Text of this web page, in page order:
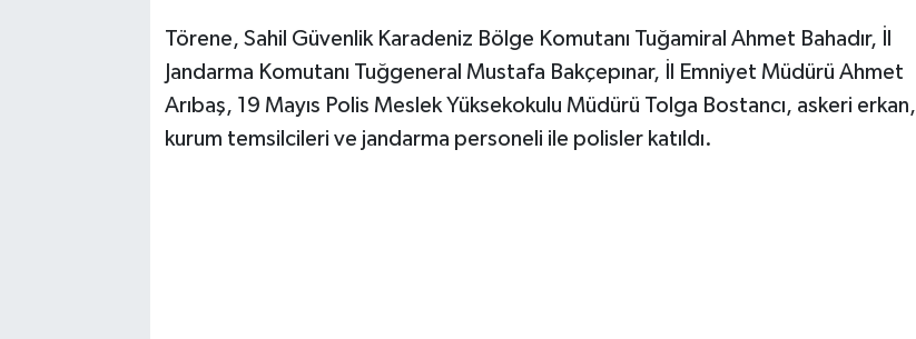
Törene, Sahil Güvenlik Karadeniz Bölge Komutanı Tuğamiral Ahmet Bahadır, İl
Jandarma Komutanı Tuğgeneral Mustafa Bakçepınar, İl Emniyet Müdürü Ahmet
Arıbaş, 19 Mayıs Polis Meslek Yüksekokulu Müdürü Tolga Bostancı, askeri erkan,
kurum temsilcileri ve jandarma personeli ile polisler katıldı.